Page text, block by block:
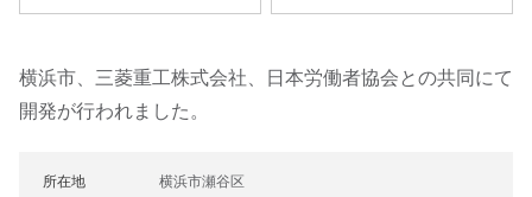
横浜市、三菱重工株式会社、日本労働者協会との共同にて
開発が行われました。
所在地 横浜市瀬谷区